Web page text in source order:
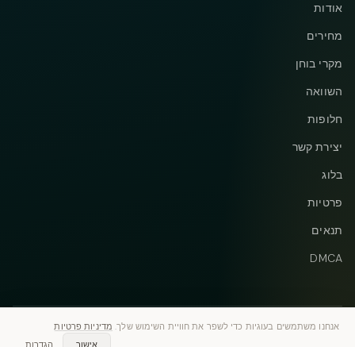
אודות
מחירים
מקרי בוחן
השוואה
חלופות
יצירת קשר
בלוג
פרטיות
תנאים
DMCA
Telegram
Instagram
אנחנו משתמשים בעוגיות כדי לשפר את חוויית השימוש שלך. מדיניות פרטיות
אישור
הגדרות